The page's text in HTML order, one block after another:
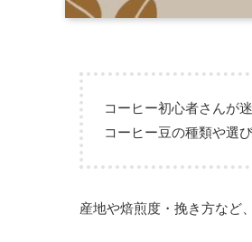
コーヒー初心者さんが
コーヒー豆の種類や選
産地や焙煎度・挽き方など